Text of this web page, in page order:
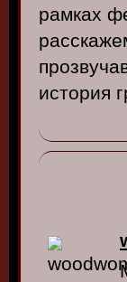
рамках
история